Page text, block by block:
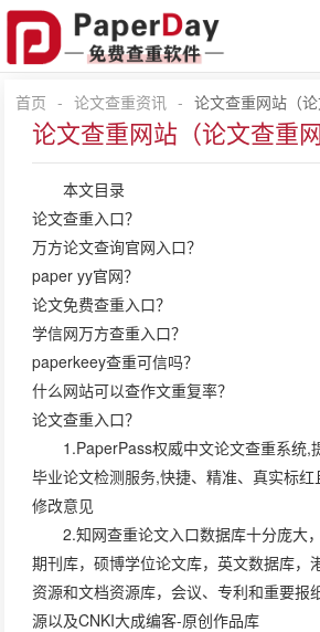
首页 - 论文查重资讯 - 论文查重网站（论
论文查重网站（论文查重
本文目录
论文查重入口？
万方论文查询官网入口？
paper yy官网？
论文免费查重入口？
学信网万方查重入口？
paperkeey查重可信吗？
什么网站可以查作文重复率？
论文查重入口？
1.PaperPass权威中文论文查重系统,
毕业论文检测服务,快捷、精准、真实标
修改意见
2.知网查重论文入口数据库十分庞大
期刊库，硕博学位论文库，英文数据库，
资源和文档资源库，会议、专利和重要报
源以及CNKI大成编客-原创作品库